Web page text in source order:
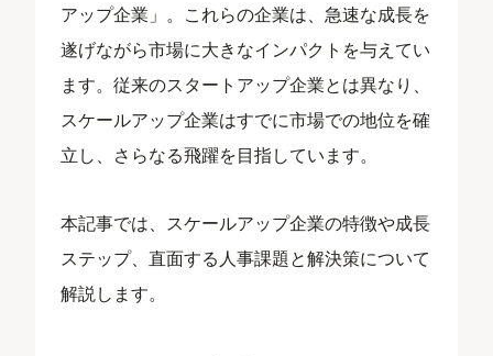
アップ企業」。これらの企業は、急速な成長を
遂げながら市場に大きなインパクトを与えてい
ます。従来のスタートアップ企業とは異なり、
スケールアップ企業はすでに市場での地位を確
立し、さらなる飛躍を目指しています。
本記事では、スケールアップ企業の特徴や成長
ステップ、直面する人事課題と解決策について
解説します。